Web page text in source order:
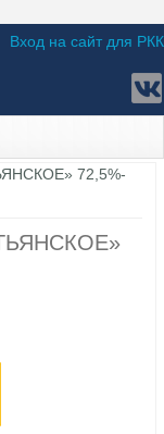
Вход на сайт для РКК
72,5%-